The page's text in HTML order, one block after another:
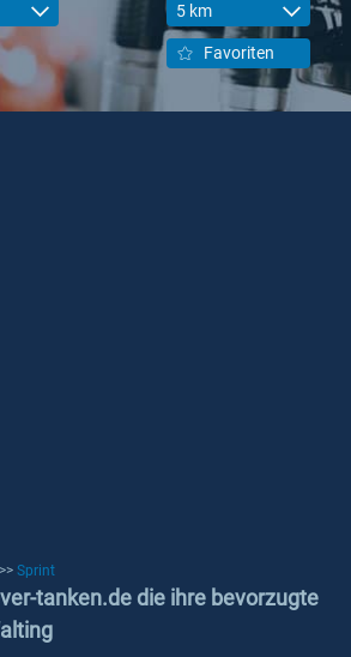
5 km
Favoriten
>> Sprint
tanken.de die ihre bevorzugte